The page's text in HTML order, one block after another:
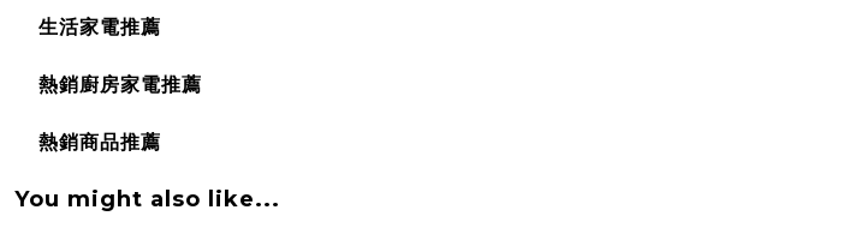
生活家電推薦
熱銷廚房家電推薦
熱銷商品推薦
You might also like...